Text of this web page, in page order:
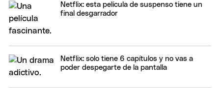
Netflix: esta película de suspenso tiene un
final desgarrador
Netflix: solo tiene 6 capítulos y no vas a
poder despegarte de la pantalla